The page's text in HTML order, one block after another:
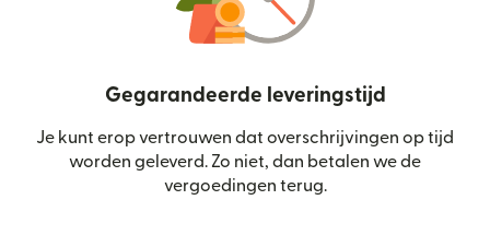
Gegarandeerde leveringstijd
Je kunt erop vertrouwen dat overschrijvingen op tijd
worden geleverd. Zo niet, dan betalen we de
vergoedingen terug.